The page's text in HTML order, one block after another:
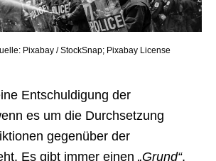
Pixabay / StockSnap; Pixabay License
Entschuldigung der
es um die Durchsetzung
gegenüber der
Es gibt immer einen „Grund“,